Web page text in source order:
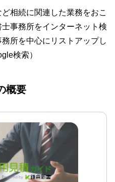
相続に関連した業務をおこ
事務所をインターネット検
所を中心にリストアップし
検索）
概要